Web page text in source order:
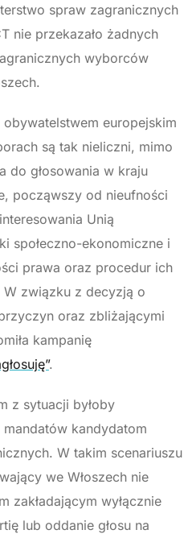
spraw zagranicznych
nie przekazało żadnych
wyborców
europejskim
są tak nieliczni, mimo
do głosowania w kraju
począwszy od nieufności
Unią
społeczno-ekonomiczne i
prawa oraz procedur ich
związku z decyzją o
oraz zbliżającymi
kampanię
.
z sytuacji byłoby
kandydatom
W takim scenariuszu
we Włoszech nie
zakładającym wyłącznie
lub oddanie głosu na